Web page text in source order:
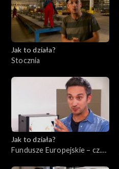
Odcinki
Jak to działa?
Stocznia
Jak to działa?
Fundusze Europejskie – cz.